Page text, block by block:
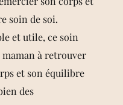
soin de soi.
et utile, ce soin
maman à retrouver
et son équilibre
des